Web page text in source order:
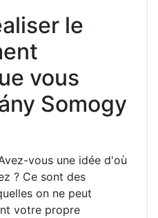
le
vous
Somogy
vous une idée d'où
? Ce sont des
on ne peut
votre propre